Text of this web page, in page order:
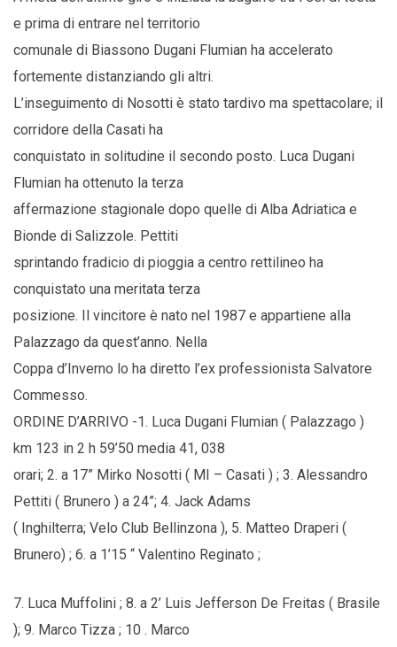
e prima di entrare nel territorio
comunale di Biassono Dugani Flumian ha accelerato
fortemente distanziando gli altri.
L’inseguimento di Nosotti è stato tardivo ma spettacolare; il
corridore della Casati ha
conquistato in solitudine il secondo posto. Luca Dugani
Flumian ha ottenuto la terza
affermazione stagionale dopo quelle di Alba Adriatica e
Bionde di Salizzole. Pettiti
sprintando fradicio di pioggia a centro rettilineo ha
conquistato una meritata terza
posizione. Il vincitore è nato nel 1987 e appartiene alla
Palazzago da quest’anno. Nella
Coppa d’Inverno lo ha diretto l’ex professionista Salvatore
Commesso.
ORDINE D’ARRIVO -1. Luca Dugani Flumian ( Palazzago )
km 123 in 2 h 59’50 media 41, 038
orari; 2. a 17” Mirko Nosotti ( MI – Casati ) ; 3. Alessandro
Pettiti ( Brunero ) a 24”; 4. Jack Adams
( Inghilterra; Velo Club Bellinzona ), 5. Matteo Draperi (
Brunero) ; 6. a 1’15 “ Valentino Reginato ;
7. Luca Muffolini ; 8. a 2’ Luis Jefferson De Freitas ( Brasile
); 9. Marco Tizza ; 10 . Marco